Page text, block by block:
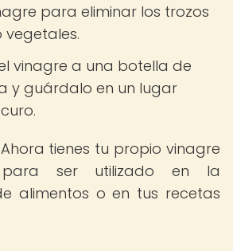
para eliminar los trozos
vinagre a una botella de
y guárdalo en un lugar
tienes tu propio vinagre
ser utilizado en la
alimentos o en tus recetas